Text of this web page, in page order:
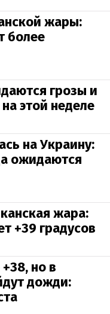
жары:
более
грозы и
этой неделе
на Украину:
ожидаются
жара:
+39 градусов
но в
дожди: